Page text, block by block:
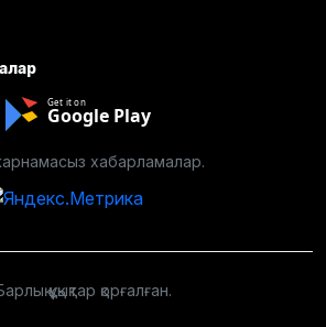
Get it on
Google Play
хабарламалар.
құқықтар қорғалған.